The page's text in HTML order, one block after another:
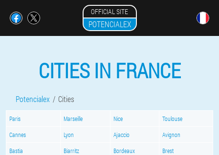
OFFICIAL SITE
POTENCIALEX
CITIES IN FRANCE
Potencialex Cities
Paris Marseille Nice Toulouse
Cannes Lyon Ajaccio Avignon
Bastia Biarritz Bordeaux Brest